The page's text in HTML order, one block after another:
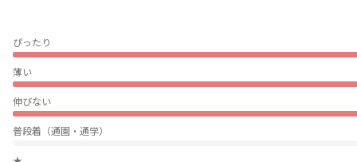
ぴったり
薄い
伸びない
普段着（通園・通学）